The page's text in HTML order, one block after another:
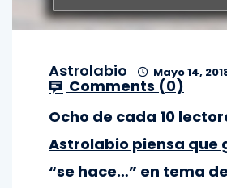
Astrolabio Mayo 14,
Comments (0)
Ocho de cada 10
Astrolabio piensa que
“se hace…” en tema de